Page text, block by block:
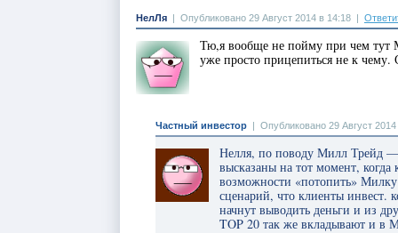
НелЛя | Опубликовано 29 Август 2014 в 14:18 |
Тю,я вообще не пойму при чем тут
уже просто прицепиться не к
Частный инвестор | Опубликовано 29 Август
Нелля, по поводу Милл Трейд
высказаны на тот момент,
возможности «потопить»
сценарий, что клиенты инвест.
начнут выводить деньги и из
TOP 20 так же вкладывают и в